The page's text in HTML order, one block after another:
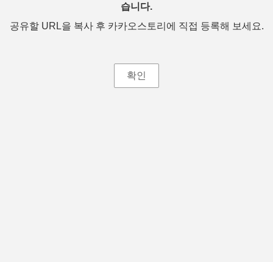
습니다.
공유할 URL을 복사 후 카카오스토리에 직접 등록해 보세요.
확인